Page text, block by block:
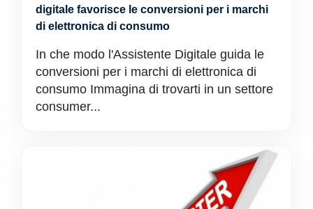
digitale favorisce le conversioni per i marchi
di elettronica di consumo
In che modo l'Assistente Digitale guida le
conversioni per i marchi di elettronica di
consumo Immagina di trovarti in un settore
consumer...